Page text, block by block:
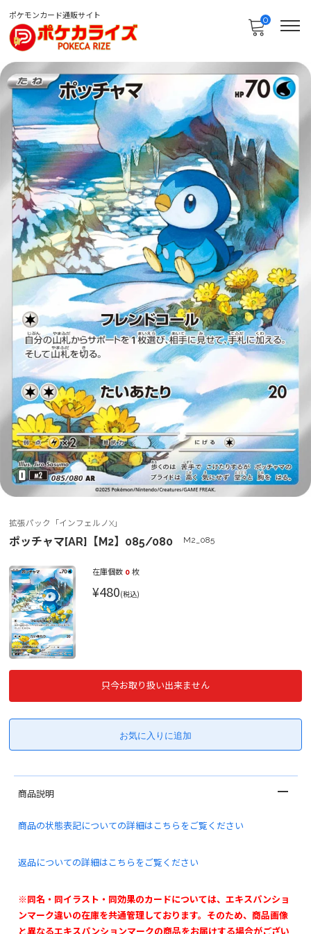
ポケモンカード通販サイト 0
拡張パック「インフェルノX」
ポッチャマ[AR]【M2】085/080 M2_085
在庫個数 0 枚
¥480(税込)
只今お取り扱い出来ません
商品説明
商品の状態表記についての詳細はこちらをご覧ください
返品についての詳細はこちらをご覧ください
※同名・同イラスト・同効果のカードについては、エキスパンショ
ンマーク違いの在庫を共通管理しております。そのため、商品画像
と異なるエキスパンションマークの商品をお届けする場合がござい